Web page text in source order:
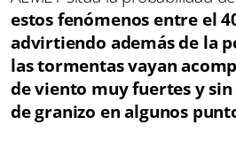
estos fenómenos entre el
advirtiendo además de la
las tormentas vayan
de viento muy fuertes y
de granizo en algunos